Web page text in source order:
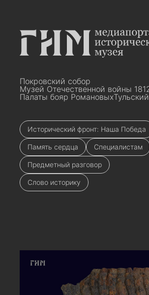
Покровский собор
Музей Отечественной войны
Палаты бояр Романовых
Исторический фронт: Наша Победа
Память сердца Специалистам
Предметный разговор
Слово историку